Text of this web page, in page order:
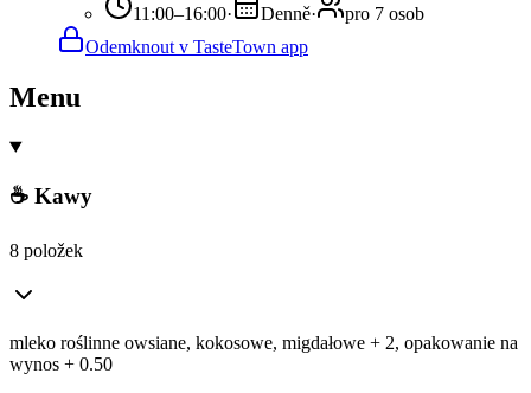
11:00–16:00· Denně·
pro 7 osob
Odemknout v TasteTown app
Menu
☕ Kawy
8 položek
mleko roślinne owsiane, kokosowe, migdałowe + 2, opakowanie na
wynos + 0.50